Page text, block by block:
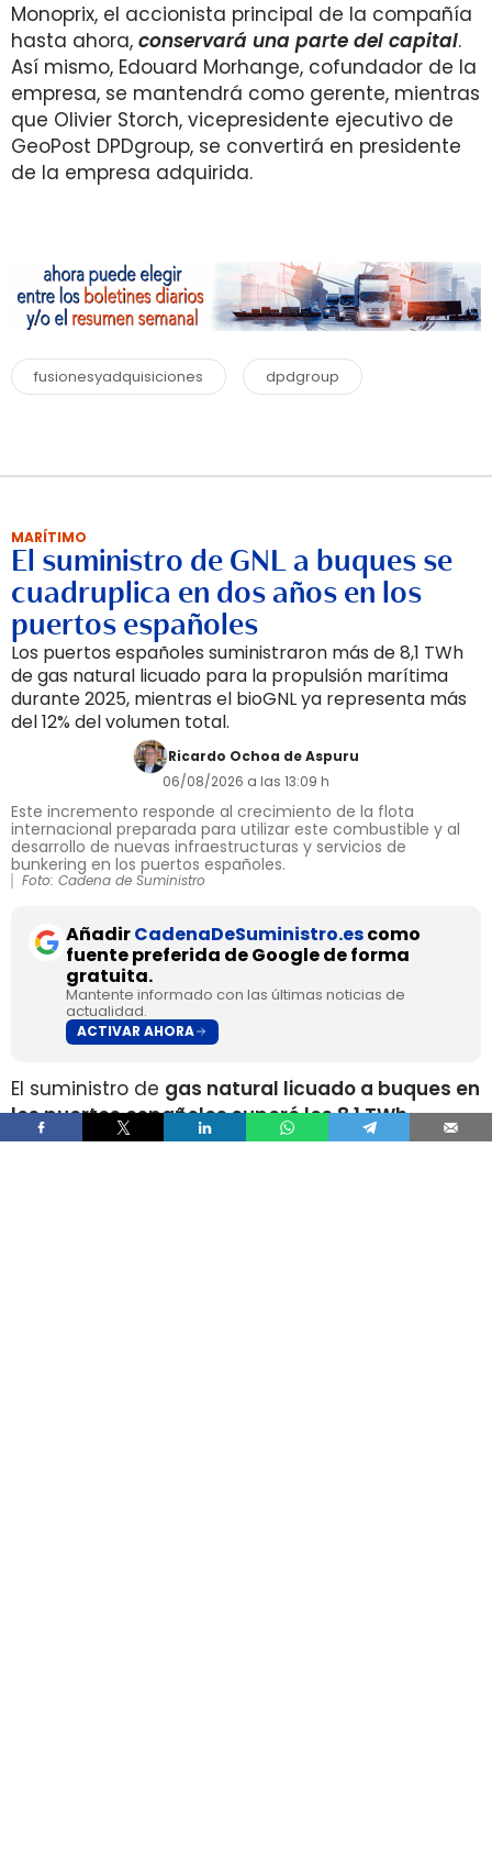
Monoprix, el accionista principal de la compañía
hasta ahora, conservará una parte del capital.
Así mismo, Edouard Morhange, cofundador de la
empresa, se mantendrá como gerente, mientras
que Olivier Storch, vicepresidente ejecutivo de
GeoPost DPDgroup, se convertirá en presidente
de la empresa adquirida.
fusionesyadquisiciones dpdgroup
MARÍTIMO
El suministro de GNL a buques se
cuadruplica en dos años en los
puertos españoles
Los puertos españoles suministraron más de 8,1 TWh
de gas natural licuado para la propulsión marítima
durante 2025, mientras el bioGNL ya representa más
del 12% del volumen total.
Ricardo Ochoa de Aspuru
06/08/2026 a las 13:09 h
Este incremento responde al crecimiento de la flota
internacional preparada para utilizar este combustible y al
desarrollo de nuevas infraestructuras y servicios de
bunkering en los puertos españoles.
Foto: Cadena de Suministro
AñadirCadenaDeSuministro.escomo
fuente preferida de Google de forma
gratuita.
Mantente informado con las últimas noticias de
actualidad.
ACTIVAR AHORA
El suministro de gas natural licuado a buques en
los puertos españoles superó los 8,1 TWh
durante 2025, un volumen que multiplica por